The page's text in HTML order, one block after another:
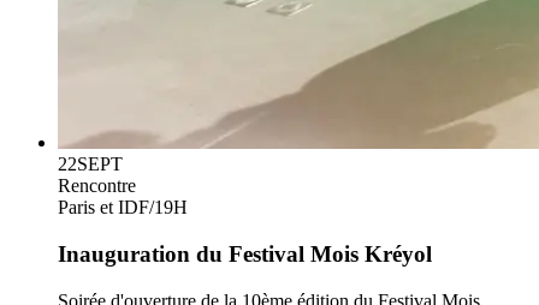
22SEPT
Rencontre
Paris et IDF/19H
Inauguration du Festival Mois Kréyol
Soirée d'ouverture de la 10ème édition du Festival Mois